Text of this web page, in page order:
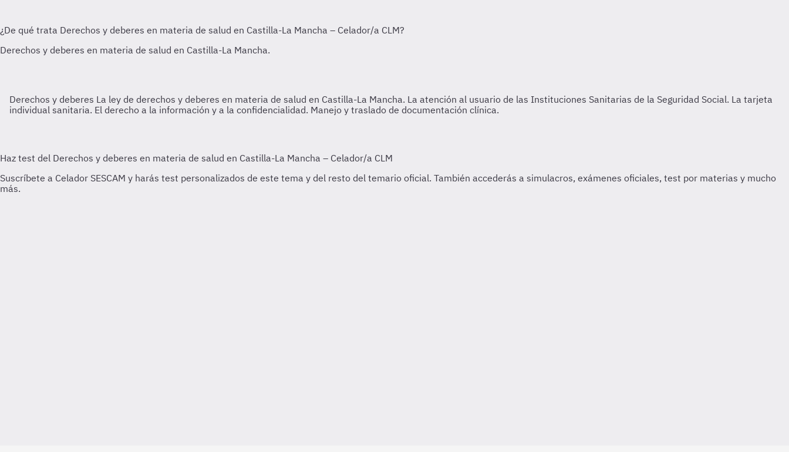
Derechos y deberes La ley de derechos y deberes en materia de salud en Castilla-La Mancha. La atención al usuario de las Instituciones Sanitarias de la Seguridad Social. La tarjeta
individual sanitaria. El derecho a la información y a la confidencialidad. Manejo y traslado de documentación clínica.